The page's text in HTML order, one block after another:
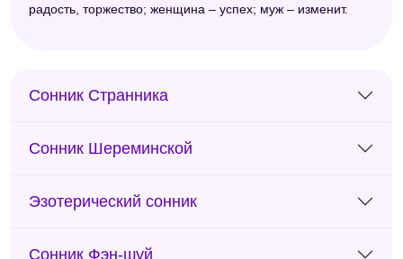
радость, торжество; женщина – успех; муж – изменит.
Сонник Странника
Сонник Шереминской
Эзотерический сонник
Сонник Фэн-шуй